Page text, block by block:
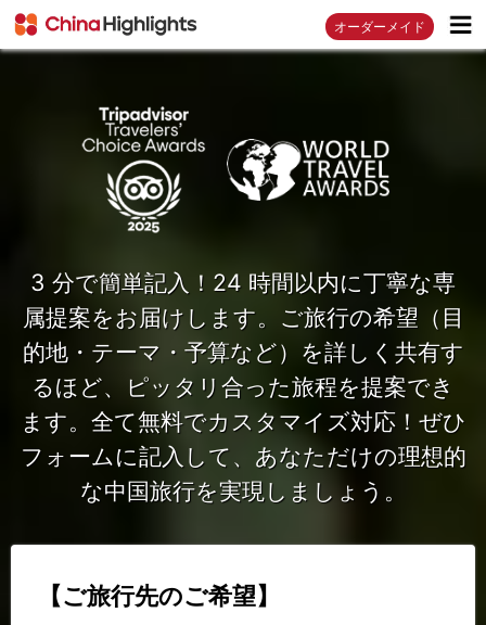
オーダーメイド
3 分で簡単記入！24 時間以内に丁寧な専
属提案をお届けします。ご旅行の希望（目
的地・テーマ・予算など）を詳しく共有す
るほど、ピッタリ合った旅程を提案でき
ます。全て無料でカスタマイズ対応！ぜひ
フォームに記入して、あなただけの理想的
な中国旅行を実現しましょう。
【ご旅行先のご希望】